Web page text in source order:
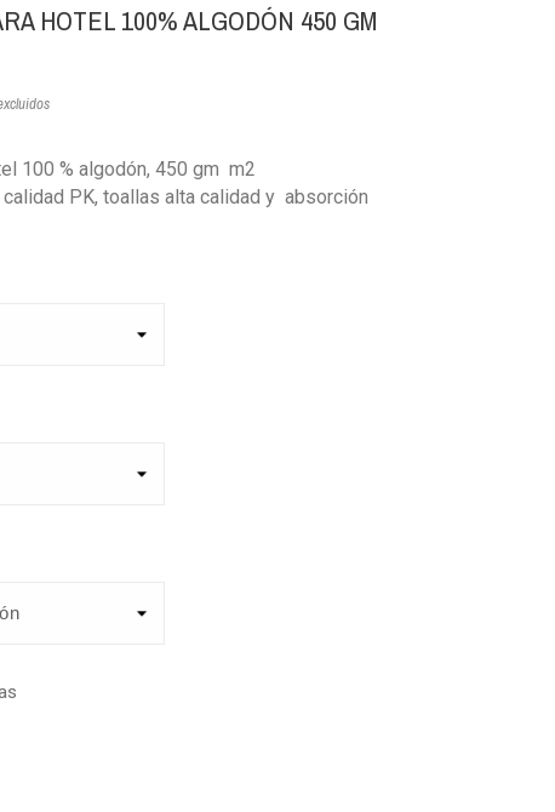
HOTEL 100% ALGODÓN 450 GM
100 % algodón, 450 gm m2
PK, toallas alta calidad y absorción